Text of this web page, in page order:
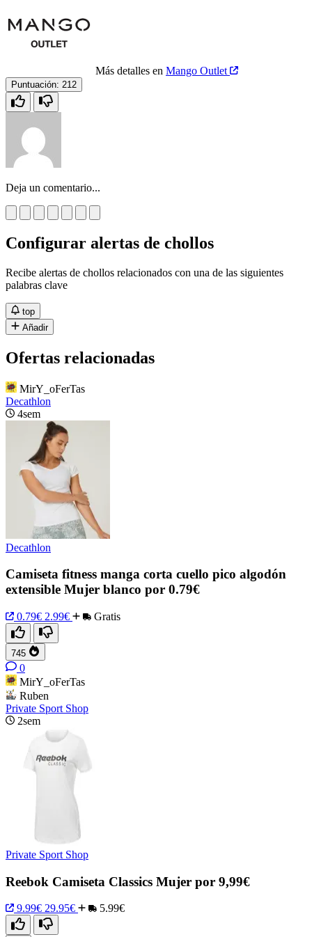
Más detalles en Mango Outlet
Puntuación: 212
Deja un comentario...
Configurar alertas de chollos
Recibe alertas de chollos relacionados con una de las siguientes
palabras clave
top
Añadir
Ofertas relacionadas
MirY_oFerTas
Decathlon
4sem
Decathlon
Camiseta fitness manga corta cuello pico algodón
extensible Mujer blanco por 0.79€
0.79€ 2.99€ Gratis
745
0
MirY_oFerTas
Ruben
Private Sport Shop
2sem
Private Sport Shop
Reebok Camiseta Classics Mujer por 9,99€
9.99€ 29.95€ 5.99€